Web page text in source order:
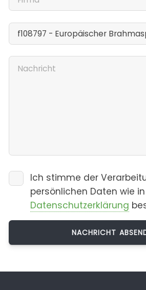
Ich stimme der
persönlichen Daten wie
Datenschutzerklärung